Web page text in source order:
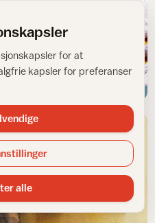
for at
kapsler for preferanser
alle